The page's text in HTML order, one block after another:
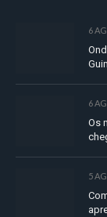
6
6
Os
5